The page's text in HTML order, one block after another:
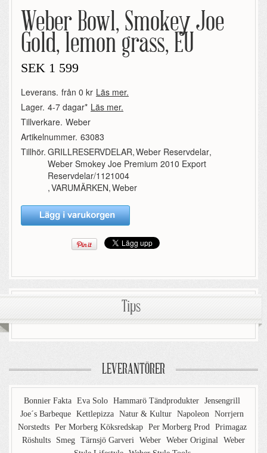
Weber Bowl, Smokey Joe
Gold, lemon grass, EU
SEK 1 599
Leverans. från 0 kr Läs mer.
Lager. 4-7 dagar* Läs mer.
Tillverkare. Weber
Artikelnummer. 63083
Tillhör. GRILLRESERVDELAR,Weber Reservdelar,
Weber Smokey Joe Premium 2010 Export
Reservdelar/1121004
,VARUMÄRKEN,Weber
Tips
LEVERANTÖRER
Bonnier Fakta Eva Solo Hammarö Tändprodukter Jensengrill
Joe´s Barbeque Kettlepizza Natur & Kultur Napoleon Norrjern
Norstedts Per Morberg Köksredskap Per Morberg Prod Primagaz
Röshults
Smeg Tärnsjö Garveri Weber Weber Original Weber